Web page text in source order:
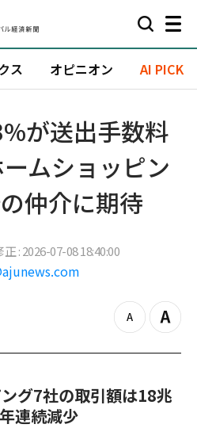
ス オピニオン AI PICK
が送出手数料
ムショッピン
仲介に期待
正 : 2026-07-08 18:40:00
z
o
u
Z
o
n
グ7社の取引額は18兆
連続減少